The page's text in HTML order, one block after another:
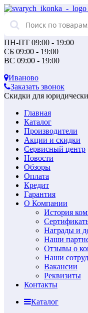
ПН-ПТ 09:00 - 19:00
СБ 09:00 - 19:00
ВС 09:00 - 19:00
Иваново
Заказать звонок
Скидки для
Главная
Каталог
Производители
Акции и скидки
Сервисный центр
Новости
Обзоры
Оплата
Кредит
Гарантия
О Компании
История
Награды и
Наши
Отзывы о
Наши
Вакансии
Реквизиты
Контакты
Каталог